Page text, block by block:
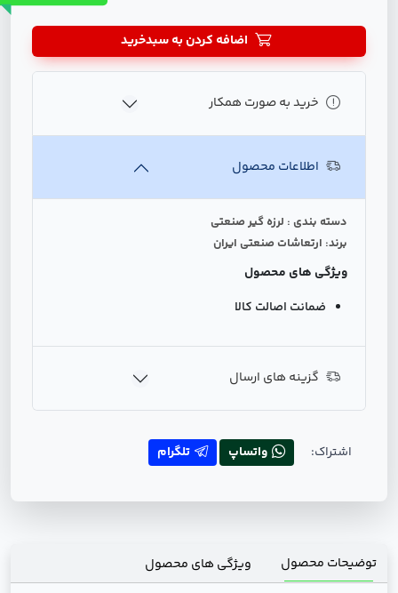
اضافه کردن به سبدخرید
خرید به صورت همکار
اطلاعات محصول
دسته بندی : لرزه گیر صنعتی
برند: ارتعاشات صنعتی ایران
ویژگی های محصول
ضمانت اصالت کالا
گزینه های ارسال
اشتراک: واتساپ تلگرام
توضیحات محصول ویژگی های محصول